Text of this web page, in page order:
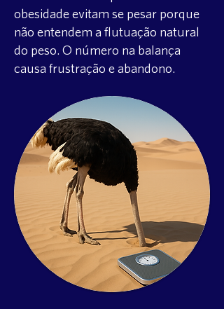
obesidade evitam se pesar porque
não entendem a flutuação natural
do peso. O número na balança
causa frustração e abandono.